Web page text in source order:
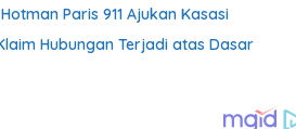
Paris 911 Ajukan Kasasi
Hubungan Terjadi atas Dasar